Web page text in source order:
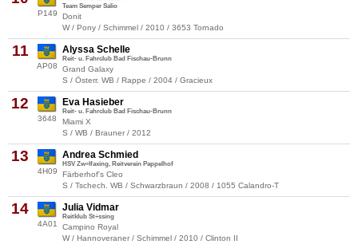
P149
Team Semper Salio
Donit
W / Pony / Schimmel / 2010 / 3653 Tornado
11
AP08
Alyssa Schelle
Reit- u. Fahrclub Bad Fischau-Brunn
Grand Galaxy
S / Österr. WB / Rappe / 2004 / Gracieux
12
3648
Eva Hasieber
Reit- u. Fahrclub Bad Fischau-Brunn
Miami X
S / WB / Brauner / 2012
13
4H09
Andrea Schmied
HSV Zw÷lfaxing, Reitverein Pappelhof
Färberhof's Cleo
S / Tschech. WB / Schwarzbraun / 2008 / 1055 Calandro-T
14
4A01
Julia Vidmar
Reitklub St÷ssing
Campino Royal
W / Hannoveraner / Schimmel / 2010 / Clinton II